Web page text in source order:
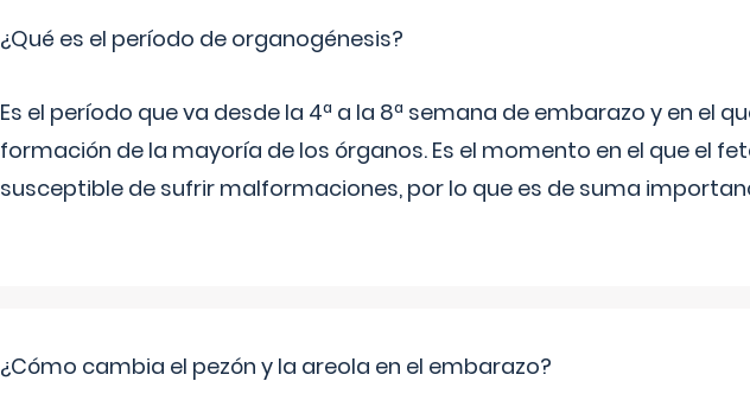
¿Qué es el período de organogénesis?
Es el período que va desde la 4ª a la 8ª semana de embarazo y en el
formación de la mayoría de los órganos. Es el momento en el que el
susceptible de sufrir malformaciones, por lo que es de suma
¿Cómo cambia el pezón y la areola en el embarazo?